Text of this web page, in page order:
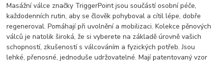
Masážní válce značky TriggerPoint jsou součástí osobní péče,
každodenních rutin, aby se člověk pohyboval a cítil lépe, dobře
regeneroval. Pomáhají při uvolnění a mobilizaci. Kolekce pěnových
válců je natolik široká, že si vyberete na základě úrovně vašich
schopností, zkušeností s válcováním a fyzických potřeb. Jsou
lehké, přenosné, jednoduše udržovatelné. Mají patentovaný vzor